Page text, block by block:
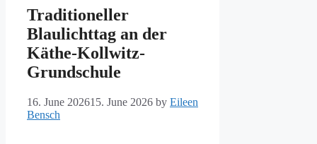
Traditioneller
Blaulichttag an der
Käthe-Kollwitz-
Grundschule
16. June 202615. June 2026 by Eileen
Bensch